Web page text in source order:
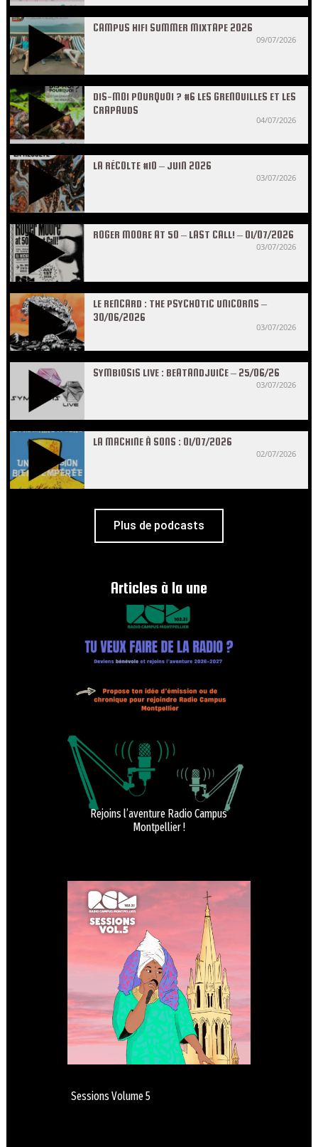
CAMPUS HIFI SUMMER MIXTAPE 2026
09/07/2026
DIS-MOI POURQUOI ? #6 LES GRENOUILLES ET LES
CRAPAUDS
04/07/2026
LA RÉCOLTE #10 – JUIN 2026
03/07/2026
ROGER MOORE AT 50 – LAST CALL! – 01/07/2026
03/07/2026
LE RENCARD : THE PSYCHOTIC UNICORNS –
30/06/2026
03/07/2026
SYMBIOSIS LIVE : BEATANDJUICE – 25/06/26
03/07/2026
LA MACHINE À SONS : 01/07/2026
02/07/2026
Plus de podcasts
Articles à la une
Rejoins l’aventure Radio Campus
Montpellier !
Sessions Volume 5